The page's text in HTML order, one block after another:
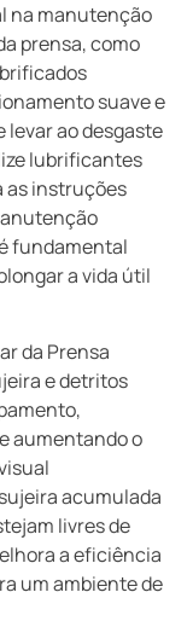
na manutenção
prensa, como
suave e
ao desgaste
lubrificantes
as instruções
fundamental
a vida útil
da Prensa
e detritos
aumentando o
acumulada
livres de
a eficiência
um ambiente de